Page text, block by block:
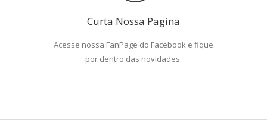
Curta Nossa Pagina
Acesse nossa FanPage do Facebook e fique
por dentro das novidades.